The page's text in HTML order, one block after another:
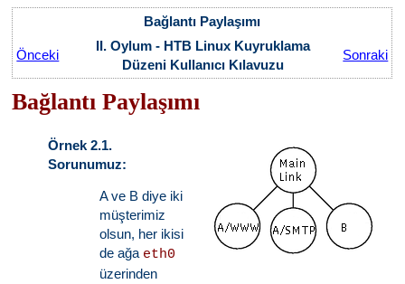
Bağlantı Paylaşımı
Önceki
II. Oylum - HTB Linux Kuyruklama
Düzeni Kullanıcı Kılavuzu
Sonraki
Bağlantı Paylaşımı
Örnek 2.1.
Sorunumuz:
A ve B diye iki
müşterimiz
olsun, her ikisi
de ağa eth0
üzerinden